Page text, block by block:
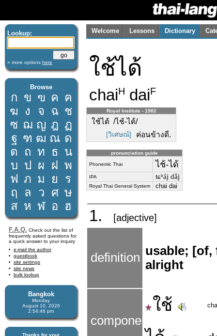
Lookup:
» more options here
Browse
ก ข ฃ ค ฅ
ฆ ง จ ฉ ช
ซ ฌ ญ ฎ ฏ
ฐ ฑ ฒ ณ ด
ต ถ ท ธ น
บ ป ผ ฝ พ
ฟ ภ ม ย
ร
ฤ
ล ว ศ ษ
ส ห ฬ อ ฮ
F.A.Q. Check out the list of
frequently asked questions for
a quick answer to your inquiry
e-mail the author
guestbook
site settings
site news
bulk lookup
Bangkok
Monday
August 10, 2026
2:54:46 pm
Thanks for your
Welcome Lessons Dictionary
ใช้ได้
chaiH daiF
Royal Institute - 1982
ใช้ได้ /ไช้-ได้/
[วิเศษณ์] ค่อนข้างดี.
pronunciation guide
Phonemic Thai ไช้-ได้
IPA tɕʰáj dâj
Royal Thai General System chai dai
1. [adjective]
definition usable; [of,
alright
components
ใช้